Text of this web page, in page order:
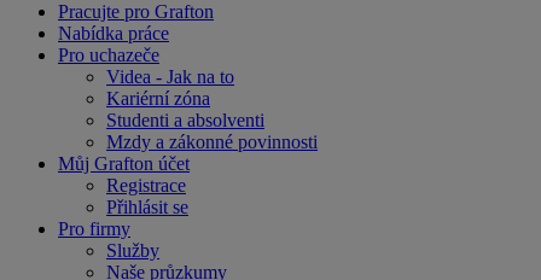
Pracujte pro Grafton
Nabídka práce
Pro uchazeče
Videa - Jak na to
Kariérní zóna
Studenti a absolventi
Mzdy a zákonné povinnosti
Můj Grafton účet
Registrace
Přihlásit se
Pro firmy
Služby
Naše průzkumy